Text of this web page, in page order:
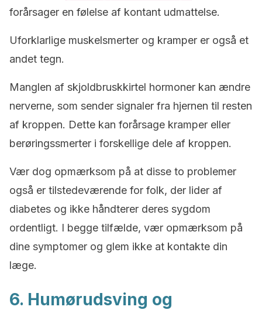
forårsager en følelse af kontant udmattelse.
Uforklarlige muskelsmerter og kramper er også et
andet tegn.
Manglen af skjoldbruskkirtel hormoner kan ændre
nerverne, som sender signaler fra hjernen til resten
af kroppen. Dette kan forårsage kramper eller
berøringssmerter i forskellige dele af kroppen.
Vær dog opmærksom på at disse to problemer
også er tilstedeværende for folk, der lider af
diabetes og ikke håndterer deres sygdom
ordentligt. I begge tilfælde, vær opmærksom på
dine symptomer og glem ikke at kontakte din
læge.
6. Humørudsving og